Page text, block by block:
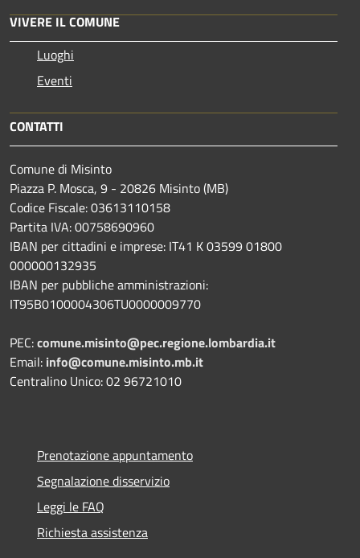
VIVERE IL COMUNE
Luoghi
Eventi
CONTATTI
Comune di Misinto
Piazza P. Mosca, 9 - 20826 Misinto (MB)
Codice Fiscale: 03613110158
Partita IVA: 00758690960
IBAN per cittadini e imprese: IT41 K 03599 01800
000000132935
IBAN per pubbliche amministrazioni:
IT95B0100004306TU0000009770
PEC:comune.misinto@pec.regione.lombardia.it
Email: info@comune.misinto.mb.it
Centralino Unico: 02 96721010
Prenotazione appuntamento
Segnalazione disservizio
Leggi le FAQ
Richiesta assistenza